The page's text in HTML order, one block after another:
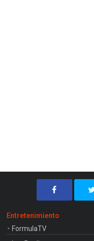
Entretenimiento
FormulaTV